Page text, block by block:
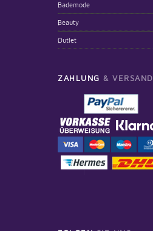
Bademode
Beauty
Outlet
ZAHLUNG & VERSAND